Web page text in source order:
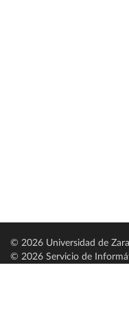
© 2026 Universidad de
© 2026 Servicio de